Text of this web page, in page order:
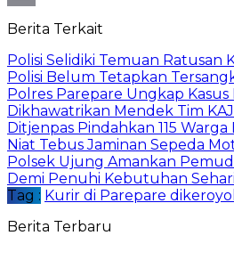
Email
Berita Terkait
Polisi Selidiki Temuan Ratusan
Polisi Belum Tetapkan
Polres Parepare Ungkap
Dikhawatrikan Mendek Tim
Ditjenpas Pindahkan 115
Niat Tebus Jaminan Sepeda
Polsek Ujung Amankan
Demi Penuhi Kebutuhan
Tag : Kurir di Parepare
Berita Terbaru